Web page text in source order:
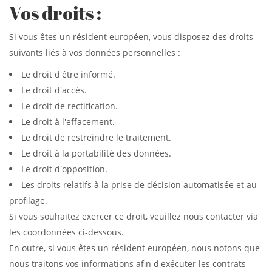
Vos droits :
Si vous êtes un résident européen, vous disposez des droits
suivants liés à vos données personnelles :
Le droit d'être informé.
Le droit d'accès.
Le droit de rectification.
Le droit à l'effacement.
Le droit de restreindre le traitement.
Le droit à la portabilité des données.
Le droit d'opposition.
Les droits relatifs à la prise de décision automatisée et au
profilage.
Si vous souhaitez exercer ce droit, veuillez nous contacter via
les coordonnées ci-dessous.
En outre, si vous êtes un résident européen, nous notons que
nous traitons vos informations afin d'exécuter les contrats